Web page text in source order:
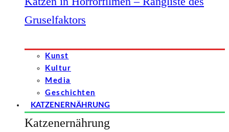
Gruselfaktors
Kunst
Kultur
Media
Geschichten
KATZENERNÄHRUNG
Katzenernährung